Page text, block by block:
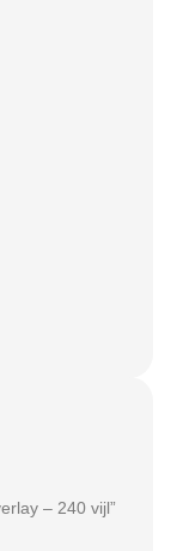
– 240 vijl”